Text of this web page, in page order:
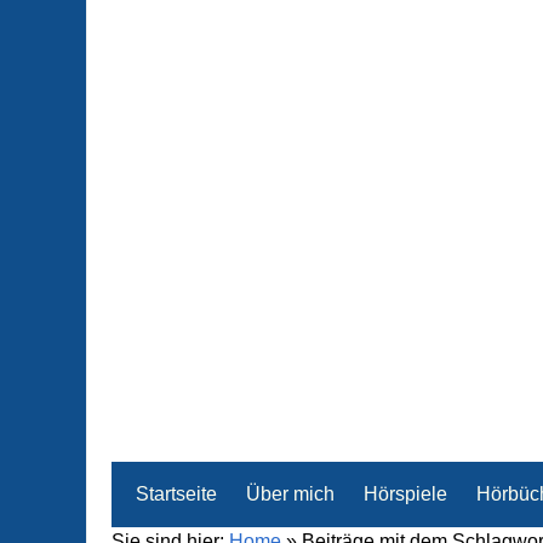
Startseite Über mich Hörspiele